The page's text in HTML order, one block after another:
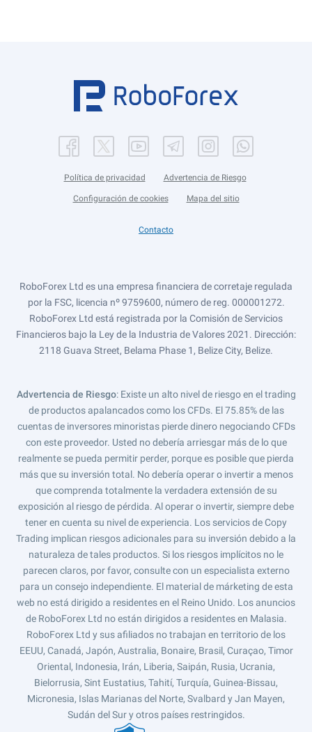
Política de privacidad Advertencia de Riesgo
Configuración de cookies Mapa del sitio
Contacto
RoboForex Ltd es una empresa financiera de corretaje regulada
por la FSC, licencia nº 9759600, número de reg. 000001272.
RoboForex Ltd está registrada por la Comisión de Servicios
Financieros bajo la Ley de la Industria de Valores 2021. Dirección:
2118 Guava Street, Belama Phase 1, Belize City, Belize.
Advertencia de Riesgo: Existe un alto nivel de riesgo en el trading
de productos apalancados como los CFDs. El 75.85% de las
cuentas de inversores minoristas pierde dinero negociando CFDs
con este proveedor. Usted no debería arriesgar más de lo que
realmente se pueda permitir perder, porque es posible que pierda
más que su inversión total. No debería operar o invertir a menos
que comprenda totalmente la verdadera extensión de su
exposición al riesgo de pérdida. Al operar o invertir, siempre debe
tener en cuenta su nivel de experiencia. Los servicios de Copy
Trading implican riesgos adicionales para su inversión debido a la
naturaleza de tales productos. Si los riesgos implícitos no le
parecen claros, por favor, consulte con un especialista externo
para un consejo independiente. El material de márketing de esta
web no está dirigido a residentes en el Reino Unido. Los anuncios
de RoboForex Ltd no están dirigidos a residentes en Malasia.
RoboForex Ltd y sus afiliados no trabajan en territorio de los
EEUU, Canadá, Japón, Australia, Bonaire, Brasil, Curaçao, Timor
Oriental, Indonesia, Irán, Liberia, Saipán, Rusia, Ucrania,
Bielorrusia, Sint Eustatius, Tahití, Turquía, Guinea-Bissau,
Micronesia, Islas Marianas del Norte, Svalbard y Jan Mayen,
Sudán del Sur y otros países restringidos.